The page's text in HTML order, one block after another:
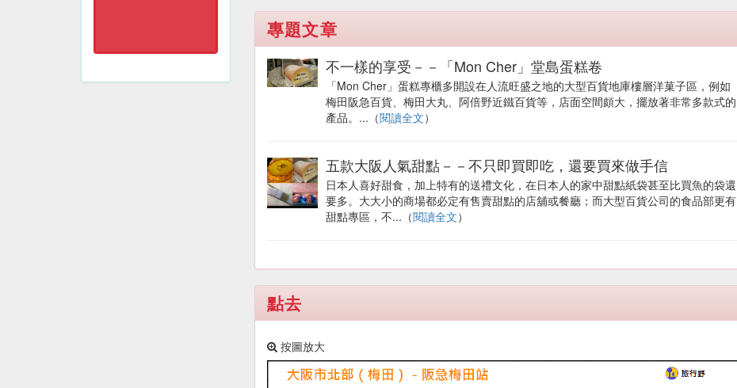
專題文章
不一樣的享受－－「Mon Cher」堂島蛋糕卷
「Mon Cher」蛋糕專櫃多開設在人流旺盛之地的大型百貨地庫樓層洋菓子區，例如
梅田阪急百貨、梅田大丸、阿倍野近鐵百貨等，店面空間頗大，擺放著非常多款式的
產品。...（閱讀全文）
五款大阪人氣甜點－－不只即買即吃，還要買來做手信
日本人喜好甜食，加上特有的送禮文化，在日本人的家中甜點紙袋甚至比買魚的袋還
要多。大大小的商場都必定有售賣甜點的店舖或餐廳；而大型百貨公司的食品部更有
甜點專區，不...（閱讀全文）
點去
按圖放大